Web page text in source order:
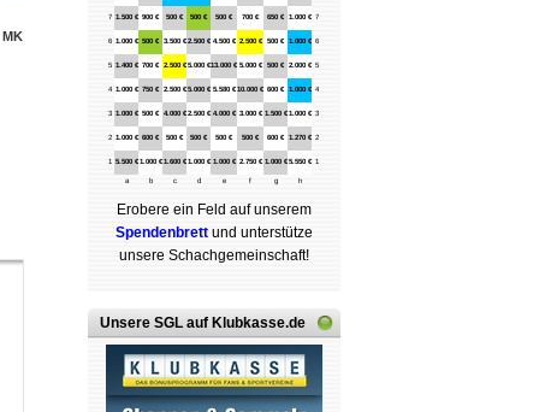
MK
7 1.500 € 900 € 500 € 500 € 500 € 700 € 650 € 1.000 € 7
6 1.000 € 500 € 3.500 € 2.500 € 4.500 € 2.500 € 500 € 1.000 € 6
5 1.400 € 700 € 2.500 € 5.000 €13.000 € 5.000 € 500 € 2.000 € 5
4 1.000 € 750 € 2.500 € 5.000 € 5.580 € 10.000 € 600 € 1.000 € 4
3 1.000 € 500 € 4.000 € 2.500 € 4.000 € 3.000 € 1.500 € 1.000 € 3
2 1.000 € 600 € 500 € 500 € 500 € 500 € 600 € 1.270 € 2
1 5.500 € 1.000 € 1.600 € 1.000 € 1.000 € 2.750 € 1.000 € 5.550 € 1
a b c d e f g h
Erobere ein Feld auf unserem
Spenden­brett und unterstütze
unsere Schach­ge­mein­schaft!
Unsere SGL auf Klubkasse.de